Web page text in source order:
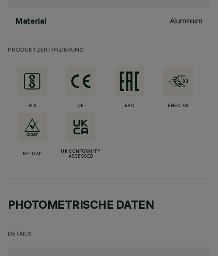
Material Aluminium
PRODUKTZERTIFIZIERUNG
BIS CE EAC ENEC-03
RETILAP
UK CONFORMITY
ASSESSED
PHOTOMETRISCHE DATEN
DETAILS